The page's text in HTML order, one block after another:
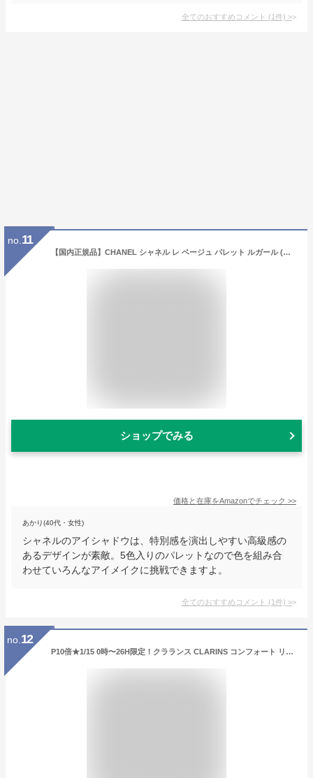
全てのおすすめコメント (1件) >
no. 11
【国内正規品】CHANEL シャネル レ ベージュ パレット ルガール (クール ドゥ シャネル) 4.5g 5色 アイシャドウ 化粧品 誕生日 プレゼント ギフト ショッパー付き
ショップでみる
価格と在庫をAmazonでチェック >>
あかり(40代・女性)
シャネルのアイシャドウは、特別感を演出しやすい高級感の
あるデザインが素敵。5色入りのパレットなので色を組み合
わせていろんなアイメイクに挑戦できますよ。
全てのおすすめコメント (1件) >
no. 12
P10倍★1/15 0時〜26H限定！クラランス CLARINS コンフォート リップオイル インテンス リップグロス バレンタイン ギフト プレゼント